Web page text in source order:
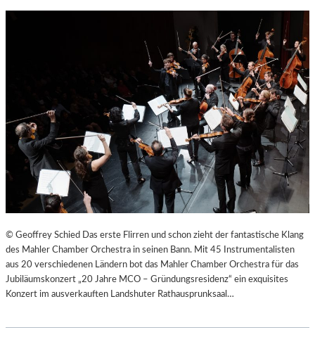
© Geoffrey Schied Das erste Flirren und schon zieht der fantastische Klang
des Mahler Chamber Orchestra in seinen Bann. Mit 45 Instrumentalisten
aus 20 verschiedenen Ländern bot das Mahler Chamber Orchestra für das
Jubiläumskonzert „20 Jahre MCO – Gründungsresidenz“ ein exquisites
Konzert im ausverkauften Landshuter Rathausprunksaal…